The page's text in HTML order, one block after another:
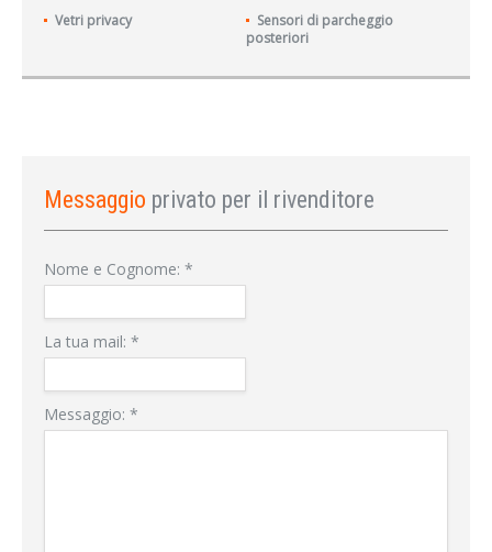
Vetri privacy
Sensori di parcheggio
posteriori
Messaggio privato per il rivenditore
Nome e Cognome: *
La tua mail: *
Messaggio: *